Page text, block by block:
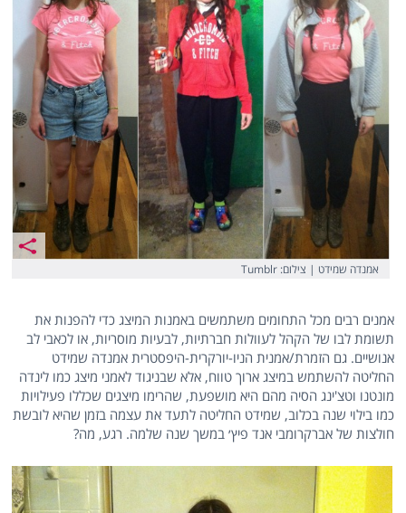
אמנדה שמידט | צילום: Tumblr
אמנים רבים מכל התחומים משתמשים באמנות המיצג כדי להפנות את
תשומת לבו של הקהל לעוולות חברתיות, לבעיות מוסריות, או לכאבי לב
אנושיים. גם הזמרת/אמנית הניו-יורקרית-היפסטרית אמנדה שמידט
החליטה להשתמש במיצג ארוך טווח, אלא שבניגוד לאמני מיצג כמו לינדה
מונטנו וטצ'ינג הסיה מהם היא מושפעת, שהרימו מיצגים שכללו פעילויות
כמו בילוי שנה בכלוב, שמידט החליטה לתעד את עצמה בזמן שהיא לובשת
חולצות של אברקרומבי אנד פיץ׳ במשך שנה שלמה. רגע, מה?